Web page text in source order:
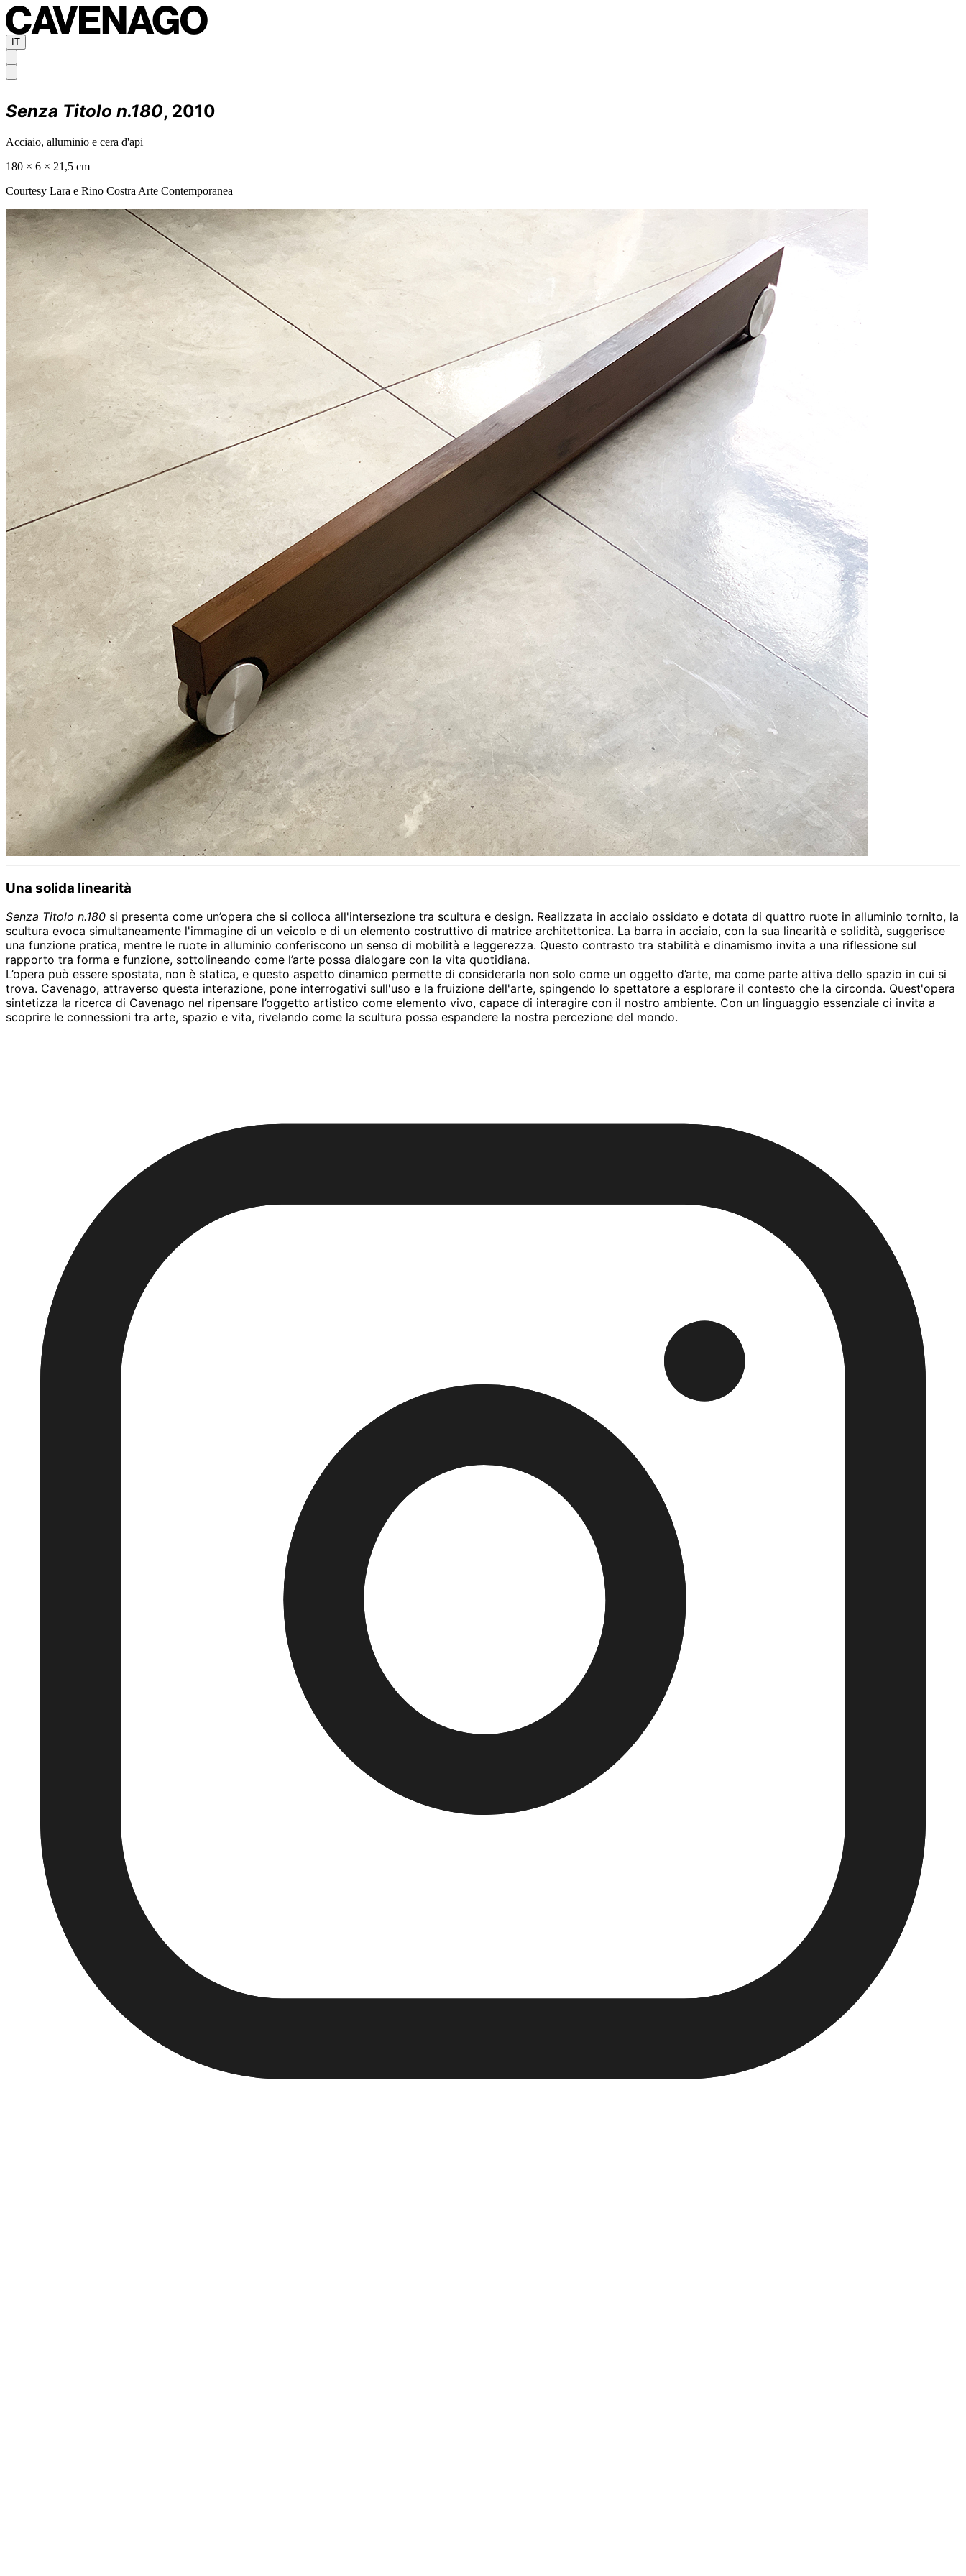
IT
Senza Titolo n.180, 2010
Acciaio, alluminio e cera d'api
180 × 6 × 21,5 cm
Courtesy Lara e Rino Costra Arte Contemporanea
Una solida linearità
Senza Titolo n.180 si presenta come un’opera che si colloca all'intersezione tra scultura e design. Realizzata in acciaio ossidato e dotata di quattro ruote in alluminio tornito, la
scultura evoca simultaneamente l'immagine di un veicolo e di un elemento costruttivo di matrice architettonica. La barra in acciaio, con la sua linearità e solidità, suggerisce
una funzione pratica, mentre le ruote in alluminio conferiscono un senso di mobilità e leggerezza. Questo contrasto tra stabilità e dinamismo invita a una riflessione sul
rapporto tra forma e funzione, sottolineando come l’arte possa dialogare con la vita quotidiana.
L’opera può essere spostata, non è statica, e questo aspetto dinamico permette di considerarla non solo come un oggetto d’arte, ma come parte attiva dello spazio in cui si
trova. Cavenago, attraverso questa interazione, pone interrogativi sull'uso e la fruizione dell'arte, spingendo lo spettatore a esplorare il contesto che la circonda. Quest'opera
sintetizza la ricerca di Cavenago nel ripensare l’oggetto artistico come elemento vivo, capace di interagire con il nostro ambiente. Con un linguaggio essenziale ci invita a
scoprire le connessioni tra arte, spazio e vita, rivelando come la scultura possa espandere la nostra percezione del mondo.